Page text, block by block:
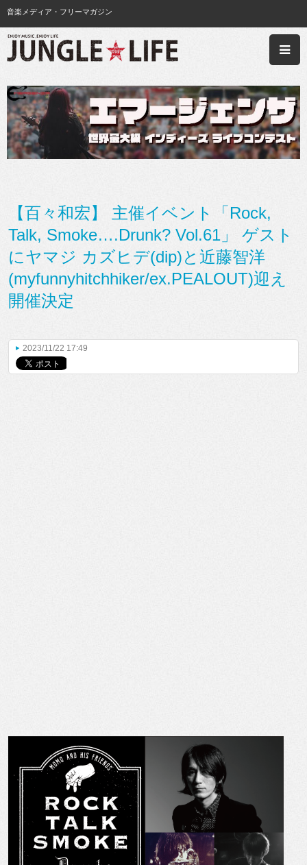
音楽メディア・フリーマガジン
【百々和宏】 主催イベント「Rock,
Talk, Smoke….Drunk? Vol.61」 ゲスト
にヤマジ カズヒデ(dip)と近藤智洋
(myfunnyhitchhiker/ex.PEALOUT)迎え
開催決定
2023/11/22 17:49